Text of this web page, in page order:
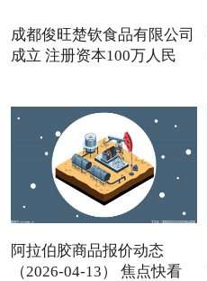
成都俊旺楚钦食品有限公司
成立 注册资本100万人民
阿拉伯胶商品报价动态
（2026-04-13） 焦点快看